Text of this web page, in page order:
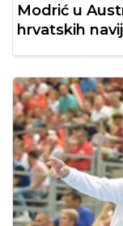
Modrić u
hrvatskih